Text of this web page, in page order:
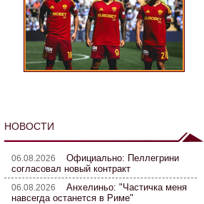
НОВОСТИ
06.08.2026 Официально: Пеллегрини
согласовал новый контракт
06.08.2026 Анхелиньо: "Частичка меня
навсегда останется в Риме"